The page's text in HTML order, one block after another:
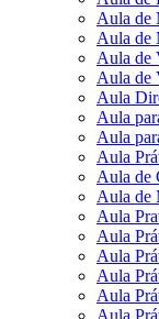
Aula de
Aula de
Aula de
Aula de
Aula
Aula
Aula
Aula
Aula de
Aula de
Aula
Aula
Aula
Aula
Aula